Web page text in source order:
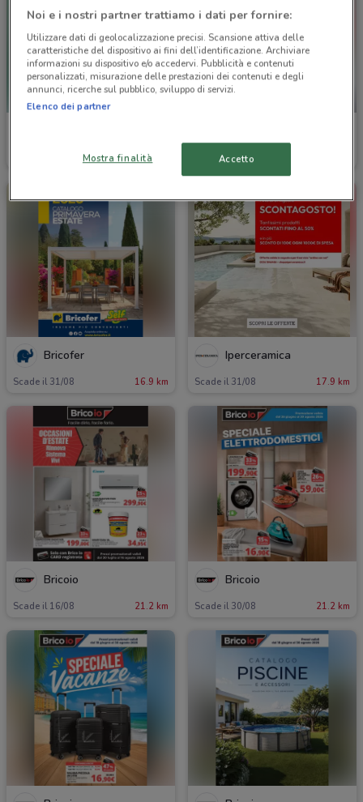
16.8 km Scade il 23/08
Bricofer
Scade il 31/08 16.9 km
Iperceramica
Scade il 31/08 17.9 km
Bricoio
Scade il 16/08 21.2 km
Bricoio
Scade il 30/08 21.2 km
Noi e i nostri partner trattiamo i dati per fornire:
Utilizzare dati di geolocalizzazione precisi. Scansione attiva delle
caratteristiche del dispositivo ai fini dell’identificazione. Archiviare
informazioni su dispositivo e/o accedervi. Pubblicità e contenuti
personalizzati, misurazione delle prestazioni dei contenuti e degli
annunci, ricerche sul pubblico, sviluppo di servizi.
Elenco dei partner
Mostra finalità Accetto